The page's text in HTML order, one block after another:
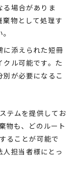
る場合がありま
物として処理す
に添えられた短冊
ル可能です。た
が必要になるこ
テムを提供してお
物も、どのルート
ることが可能で
担当者様にとっ